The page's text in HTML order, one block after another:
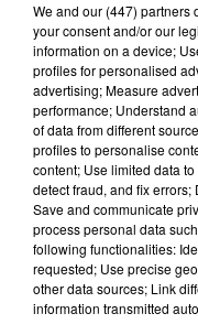
Lecture (1
100%
100% Radio
We and our (447) partners
your consent and/or our
information on a device;
profiles for personalised
advertising; Measure
performance; Understand
of data from different
profiles to personalise
content; Use limited data
detect fraud, and fix
Save and communicate
process personal data
following functionalities:
requested; Use precise
other data sources; Link
information transmitted